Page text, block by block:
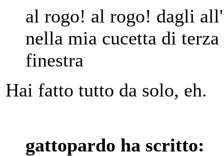
al rogo! al rogo! dagli
nella mia cucetta di
finestra
Hai fatto tutto da solo, eh.
gattopardo ha scritto: